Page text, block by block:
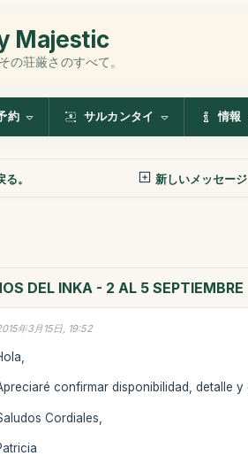
Majestic
の荘厳さのすべて。
約 サルカンタイ 情報
。 新しいメッセージ
DEL INKA - 2 AL 5 SEPTIEMBRE
年3月15日, 19:52
confirmar disponibilidad, detalle
Cordiales,